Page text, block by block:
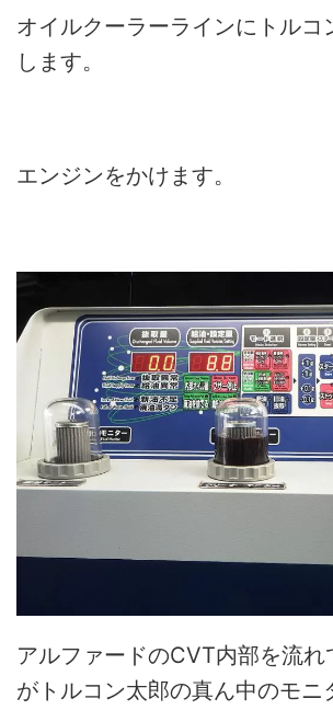
オイルクーラーラインにトルコ
します。
エンジンをかけます。
アルファードのCVT内部を流れ
がトルコン太郎の真ん中のモニ